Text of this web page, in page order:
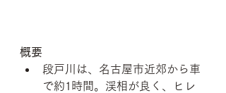
概要
段戸川は、名古屋市近郊から車
で約1時間。渓相が良く、ヒレ